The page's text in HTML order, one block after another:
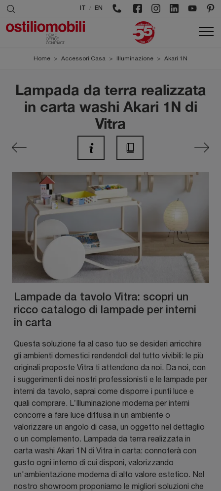
/ EN
Home > Accessori Casa > Illuminazione > Akari 1N
Lampada da terra realizzata
in carta washi Akari 1N di
Vitra
Lampade da tavolo Vitra: scopri un
ricco catalogo di lampade per interni
in carta
Questa soluzione fa al caso tuo se desideri arricchire
gli ambienti domestici rendendoli del tutto vivibili: le più
originali proposte Vitra ti attendono da noi. Da noi, con
i suggerimenti dei nostri professionisti e le lampade per
interni da tavolo, saprai come disporre i punti luce e
quali comprare. L’Illuminazione moderna per interni
concorre a fare luce diffusa in un ambiente o
valorizzare un angolo di casa, un oggetto nel dettaglio
o un complemento. Lampada da terra realizzata in
carta washi Akari 1N di Vitra in carta: connoterà con
gusto ogni interno di cui disponi, valorizzando
un'ambientazione moderna di alto valore estetico. Nel
nostro showroom proponiamo le migliori soluzioni che